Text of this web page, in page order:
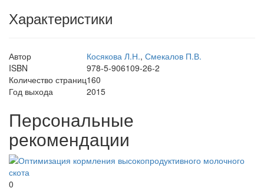
Характеристики
Автор Косякова Л.Н., Смекалов П.В.
ISBN
978-5-906109-26-2
Количество страниц160
Год выхода
2015
Персональные
рекомендации
0